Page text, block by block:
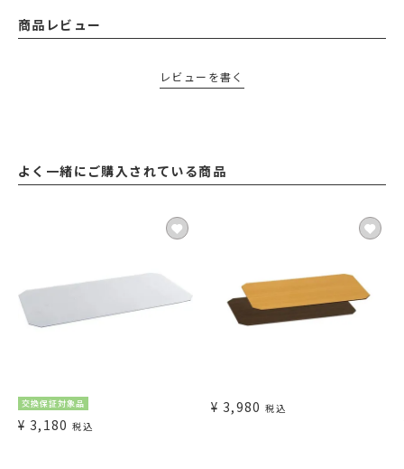
商品レビュー
レビューを書く
よく一緒にご購入されている商品
交換保証対象品
¥ 3,180 税込
¥ 3,980 税込